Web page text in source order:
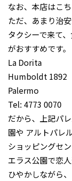
なお、本店はこち
ただ、あまり治
タクシーで来て
がおすすめです。
La Dorita
Humboldt 1892
Palermo
Tel: 4773 0070
だから、上記パ
園や アルトパレ
ショッピングセ
エラス公園で恋
ひやかしながら